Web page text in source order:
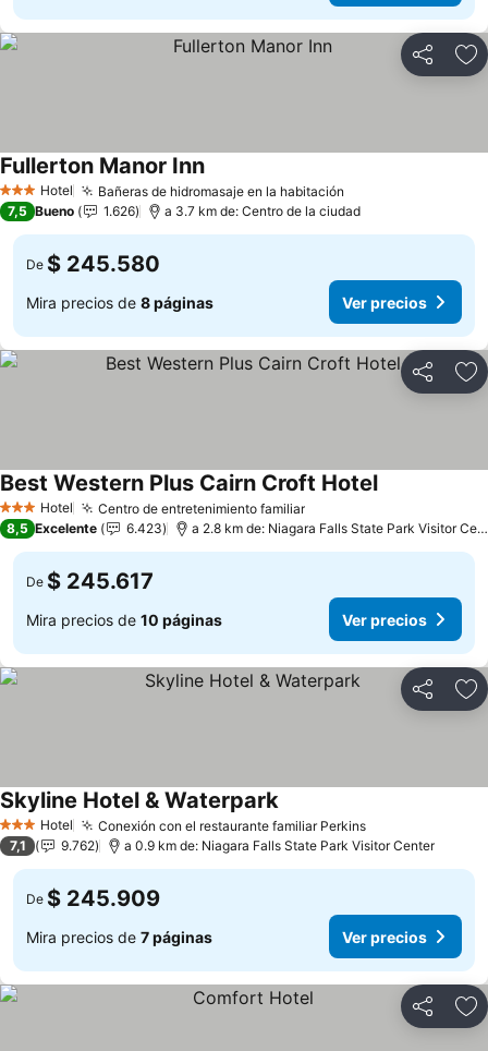
Compartir
3 Estrellas
Hotel Bañeras de hidromasaje en la habitación
Fullerton Manor InnVer precios
7,5 Bueno 1.626 a 3.7 km de: Centro de la ciudad
De $ 245.580
Mira precios de 8 páginas Ver precios
Compartir
3 Estrellas
Hotel Centro de entretenimiento familiarVer precios
Best Western Plus Cairn Croft HotelVer precios
8,5 Excelente 6.423 a 2.8 km de: Niagara Falls State Park Visitor
De $ 245.617
Mira precios de 10 páginas Ver precios
Compartir
3 Estrellas
Hotel Conexión con el restaurante familiar PerkinsVer precios
Skyline Hotel & WaterparkVer precios
7,1 9.762 a 0.9 km de: Niagara Falls State Park Visitor Center
De $ 245.909
Mira precios de 7 páginas Ver precios
Compartir